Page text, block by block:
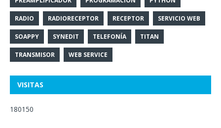
RADIO RADIORECEPTOR RECEPTOR SERVICIO WEB
SOAPPY SYNEDIT TELEFONÍA TITAN
TRANSMISOR WEB SERVICE
VISITAS
180150